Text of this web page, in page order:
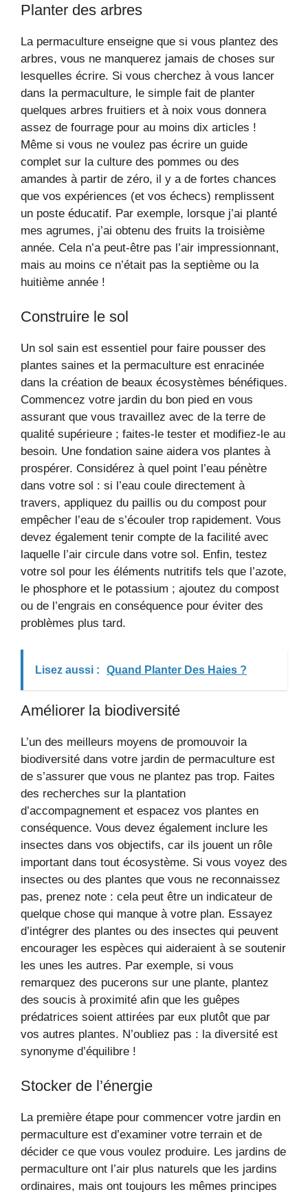
Planter des arbres
La permaculture enseigne que si vous plantez des
arbres, vous ne manquerez jamais de choses sur
lesquelles écrire. Si vous cherchez à vous lancer
dans la permaculture, le simple fait de planter
quelques arbres fruitiers et à noix vous donnera
assez de fourrage pour au moins dix articles !
Même si vous ne voulez pas écrire un guide
complet sur la culture des pommes ou des
amandes à partir de zéro, il y a de fortes chances
que vos expériences (et vos échecs) remplissent
un poste éducatif. Par exemple, lorsque j’ai planté
mes agrumes, j’ai obtenu des fruits la troisième
année. Cela n’a peut-être pas l’air impressionnant,
mais au moins ce n’était pas la septième ou la
huitième année !
Construire le sol
Un sol sain est essentiel pour faire pousser des
plantes saines et la permaculture est enracinée
dans la création de beaux écosystèmes bénéfiques.
Commencez votre jardin du bon pied en vous
assurant que vous travaillez avec de la terre de
qualité supérieure ; faites-le tester et modifiez-le au
besoin. Une fondation saine aidera vos plantes à
prospérer. Considérez à quel point l’eau pénètre
dans votre sol : si l’eau coule directement à
travers, appliquez du paillis ou du compost pour
empêcher l’eau de s’écouler trop rapidement. Vous
devez également tenir compte de la facilité avec
laquelle l’air circule dans votre sol. Enfin, testez
votre sol pour les éléments nutritifs tels que l’azote,
le phosphore et le potassium ; ajoutez du compost
ou de l’engrais en conséquence pour éviter des
problèmes plus tard.
Lisez aussi : Quand Planter Des Haies ?
Améliorer la biodiversité
L’un des meilleurs moyens de promouvoir la
biodiversité dans votre jardin de permaculture est
de s’assurer que vous ne plantez pas trop. Faites
des recherches sur la plantation
d’accompagnement et espacez vos plantes en
conséquence. Vous devez également inclure les
insectes dans vos objectifs, car ils jouent un rôle
important dans tout écosystème. Si vous voyez des
insectes ou des plantes que vous ne reconnaissez
pas, prenez note : cela peut être un indicateur de
quelque chose qui manque à votre plan. Essayez
d’intégrer des plantes ou des insectes qui peuvent
encourager les espèces qui aideraient à se soutenir
les unes les autres. Par exemple, si vous
remarquez des pucerons sur une plante, plantez
des soucis à proximité afin que les guêpes
prédatrices soient attirées par eux plutôt que par
vos autres plantes. N’oubliez pas : la diversité est
synonyme d’équilibre !
Stocker de l’énergie
La première étape pour commencer votre jardin en
permaculture est d’examiner votre terrain et de
décider ce que vous voulez produire. Les jardins de
permaculture ont l’air plus naturels que les jardins
ordinaires, mais ont toujours les mêmes principes